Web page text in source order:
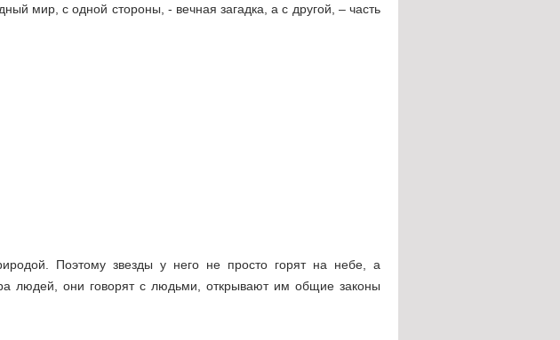
мир, с одной стороны, - вечная загадка, а с другой, – часть
Поэтому звезды у него не просто горят на небе, а
людей, они говорят с людьми, открывают им общие законы